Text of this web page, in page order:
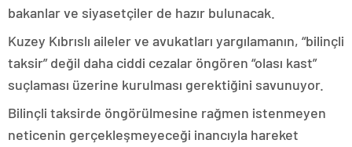
bakanlar ve siyasetçiler de hazır bulunacak.
Kuzey Kıbrıslı aileler ve avukatları yargılamanın, “bilinçli
taksir” değil daha ciddi cezalar öngören “olası kast”
suçlaması üzerine kurulması gerektiğini savunuyor.
Bilinçli taksirde öngörülmesine rağmen istenmeyen
neticenin gerçekleşmeyeceği inancıyla hareket